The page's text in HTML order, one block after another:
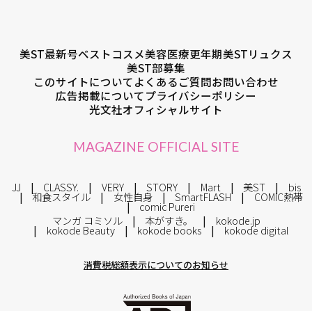
美ST最新号ベストコスメ美容医療更年期美STリュクス
美ST部募集
このサイトについてよくあるご質問お問い合わせ
広告掲載についてプライバシーポリシー
光文社オフィシャルサイト
MAGAZINE OFFICIAL SITE
JJ CLASSY. VERY STORY Mart 美ST bis
和食スタイル 女性自身 SmartFLASH COMIC熱帯
comic Pureri
マンガ コミソル
本がすき。 kokode.jp
kokode Beauty kokode books kokode digital
消費税総額表示についてのお知らせ